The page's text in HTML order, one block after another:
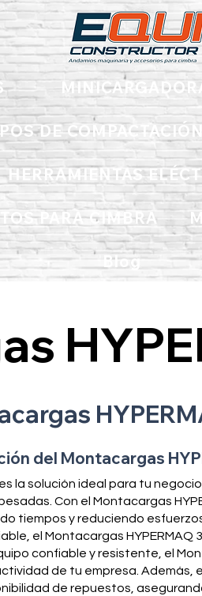
DE
HERRAMIENTAS
PARA CIMBRA
Blog
del Montacargas
es la solución ideal para tu
Con el Montacargas
tiempos y reduciendo
el Montacargas
confiable y resistente, el
de tu empresa. Además,
de repuestos,